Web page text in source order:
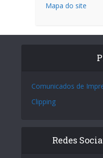
Mapa do site
Comunicados de
Clipping
Redes